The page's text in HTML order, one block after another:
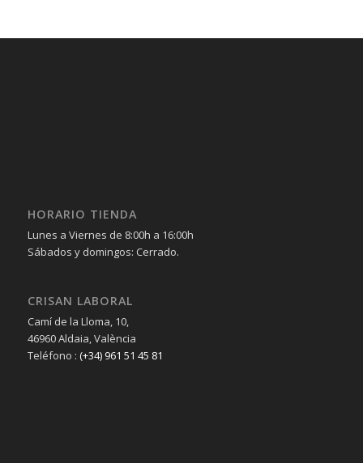
HORARIO TIENDA
Lunes a Viernes de 8:00h a 16:00h
Sábados y domingos: Cerrado.
CRISAN LABORAL
Camí de la Lloma, 10,
46960 Aldaia, València
Teléfono : (+34) 961 51 45 81